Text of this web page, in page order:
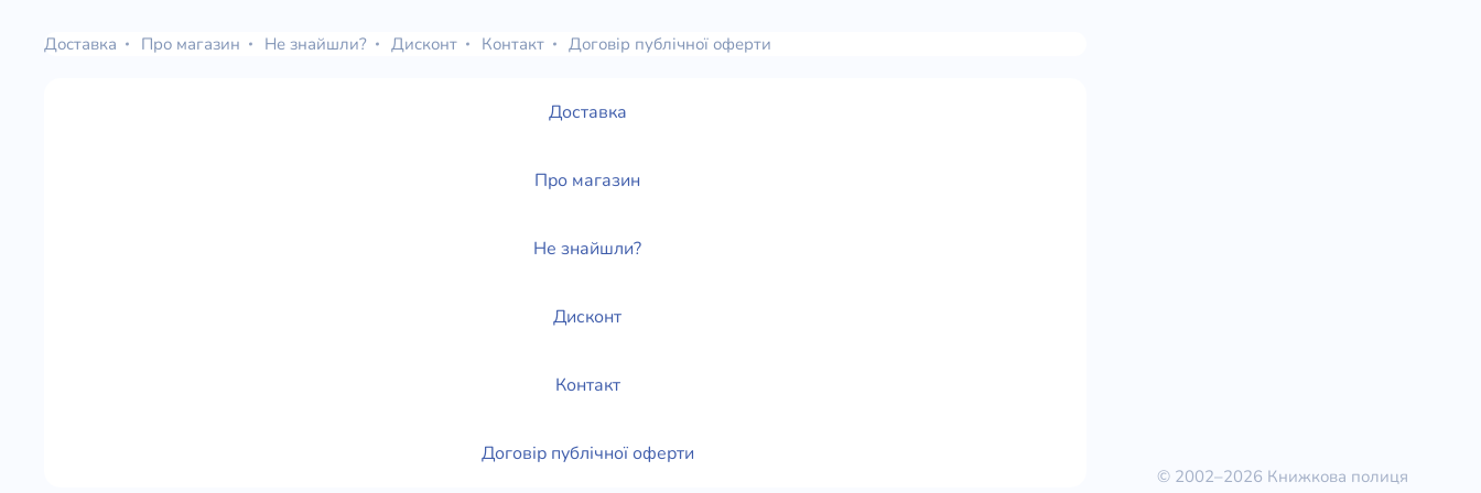
Доставка Про магазин Не знайшли? Дисконт Контакт Договір публічної оферти
Доставка
Про магазин
Не знайшли?
Дисконт
Контакт
Договір публічної оферти
© 2002–2026 Книжкова полиця